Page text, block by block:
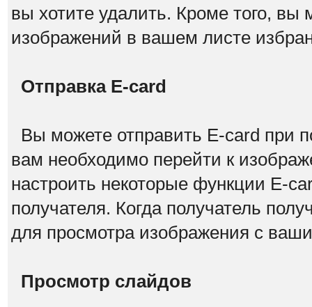
вы хотите удалить. Кроме того, вы
изображений в вашем листе
Отправка E-card
Вы можете отправить E-card при
вам необходимо перейти к
настроить некоторые функции E-
получателя. Когда получатель
для просмотра изображения с
Просмотр слайдов